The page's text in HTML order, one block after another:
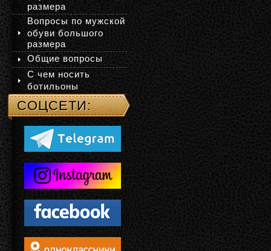
размера
Вопросы по мужской
обуви большого
размера
Общие вопросы
С чем носить
ботильоны
СОЦСЕТИ: